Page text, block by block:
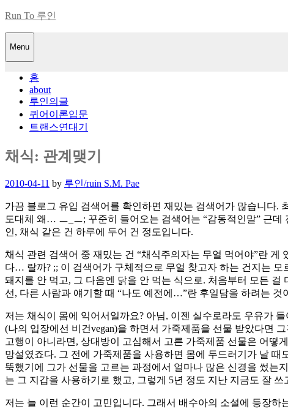
Skip
content
Run To 루인
Menu
홈
about
루인의글
퀴어이론입문
트랜스연대기
채식: 관계맺기
Posted
2010-04-11 by 루인/ruin S.M. Pae
가끔 블로그 유입 검색어를 확인하면 재밌는 검색어가 많습니다.
도대체 왜… ㅡ_ㅡ; 꾸준히 들어오는 검색어는 “감동적인말” 근
인, 채식 같은 건 하루에 두어 건 정도입니다.
채식 관련 검색어 중 재밌는 건 “채식주의자는 무얼 먹어야”란
다… 랄까? ;; 이 검색어가 구체적으로 무얼 찾고자 하는 건지는
돼지를 안 먹고, 그 다음엔 닭을 안 먹는 식으로. 처음부터 모든
선, 다른 사람과 얘기할 때 “나도 예전에…”란 후일담을 하려는
저는 채식이 몸에 익어서일까요? 아님, 이젠 실수로라도 우유가
(나의 입장에선 비건vegan)을 하면서 가죽제품을 선물 받았다면
고행이 아니라면, 상대방이 고심해서 고른 가죽제품 선물은 어떻
망설였죠다. 그 전에 가죽제품을 사용하면 몸에 두드러기가 날
뚝했기에 그가 선물을 고르는 과정에서 얼마나 많은 신경을 썼는
는 그 지갑을 사용하기로 했고, 그렇게 5년 정도 지난 지금도 잘 쓰
저는 늘 이런 순간이 고민입니다. 그래서 배수아의 소설에 등장